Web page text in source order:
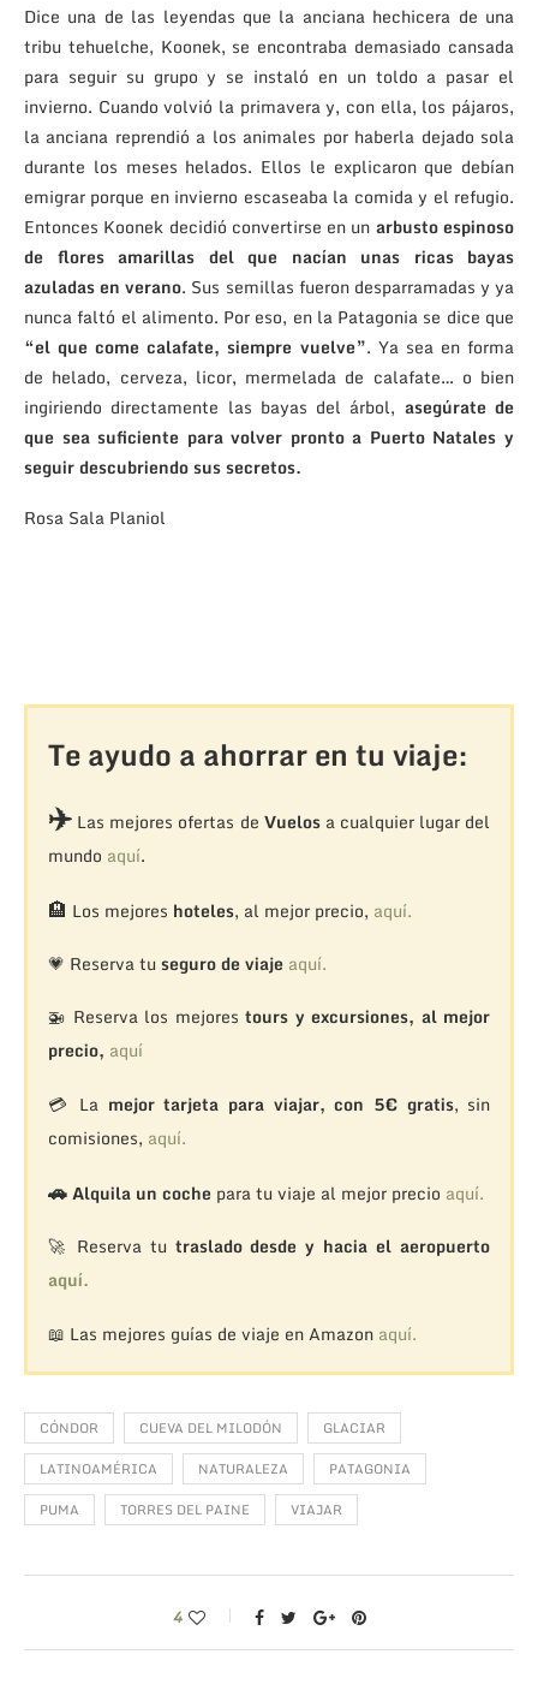
Dice una de las leyendas que la anciana hechicera de una
tribu tehuelche, Koonek, se encontraba demasiado cansada
para seguir su grupo y se instaló en un toldo a pasar el
invierno. Cuando volvió la primavera y, con ella, los pájaros,
la anciana reprendió a los animales por haberla dejado sola
durante los meses helados. Ellos le explicaron que debían
emigrar porque en invierno escaseaba la comida y el refugio.
Entonces Koonek decidió convertirse en un arbusto espinoso
de flores amarillas del que nacían unas ricas bayas
azuladas en verano. Sus semillas fueron desparramadas y ya
nunca faltó el alimento. Por eso, en la Patagonia se dice que
“el que come calafate, siempre vuelve”. Ya sea en forma
de helado, cerveza, licor, mermelada de calafate… o bien
ingiriendo directamente las bayas del árbol, asegúrate de
que sea suficiente para volver pronto a Puerto Natales y
seguir descubriendo sus secretos.
Rosa Sala Planiol
Te ayudo a ahorrar en tu viaje:
✈️Las mejores ofertas de Vuelosa cualquier lugar del
mundo aquí.
🏨 Los mejores hoteles, al mejor precio, aquí.
💗 Reserva tu seguro de viaje aquí.
🚁 Reserva los mejorestours y excursiones, al mejor
precio, aquí
💳 La mejor tarjeta para viajar, con 5€ gratis, sin
comisiones, aquí.
🚗Alquila un coche para tu viaje al mejor precio aquí.
🚀 Reserva tu traslado desde y hacia el aeropuerto
aquí.
📖 Las mejores guías de viaje en Amazon aquí.
CÓNDOR CUEVA DEL MILODÓN
GLACIAR
LATINOAMÉRICA
NATURALEZA
PATAGONIA
PUMA
TORRES DEL PAINE VIAJAR
4